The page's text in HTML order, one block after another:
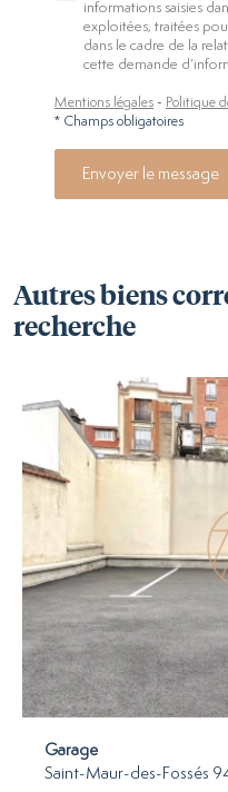
informations saisies
exploitées, traitées
dans le cadre de la
cette demande
Mentions légales - Politique
* Champs obligatoires
Envoyer le message
Autres biens
recherche
Garage
Saint-Maur-des-Fossés